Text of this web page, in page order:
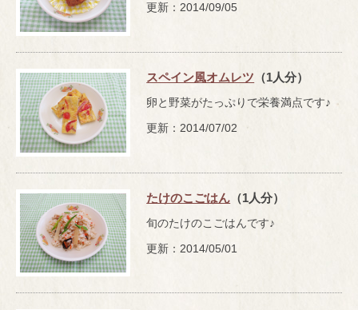
更新：2014/09/05
スペイン風オムレツ （1人分）
卵と野菜がたっぷりで栄養満点です♪
更新：2014/07/02
たけのこごはん （1人分）
旬のたけのこごはんです♪
更新：2014/05/01